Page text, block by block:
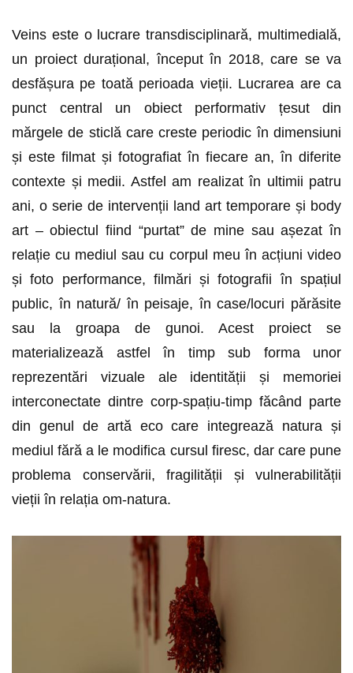
Veins este o lucrare transdisciplinară, multimedială,
un proiect durațional, început în 2018, care se va
desfășura pe toată perioada vieții. Lucrarea are ca
punct central un obiect performativ țesut din
mărgele de sticlă care creste periodic în dimensiuni
și este filmat și fotografiat în fiecare an, în diferite
contexte și medii. Astfel am realizat în ultimii patru
ani, o serie de intervenții land art temporare și body
art – obiectul fiind “purtat” de mine sau așezat în
relație cu mediul sau cu corpul meu în acțiuni video
și foto performance, filmări și fotografii în spațiul
public, în natură/ în peisaje, în case/locuri părăsite
sau la groapa de gunoi. Acest proiect se
materializează astfel în timp sub forma unor
reprezentări vizuale ale identității și memoriei
interconectate dintre corp-spațiu-timp făcând parte
din genul de artă eco care integrează natura și
mediul fără a le modifica cursul firesc, dar care pune
problema conservării, fragilității și vulnerabilității
vieții în relația om-natura.